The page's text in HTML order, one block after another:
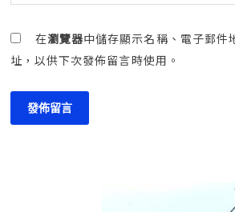
在瀏覽器中儲存顯示名稱、電子郵件
址，以供下次發佈留言時使用。